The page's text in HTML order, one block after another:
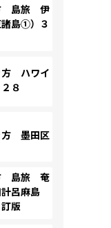
島旅 伊
島①）３
方 ハワイ
８
方 墨田区
島旅 奄
呂麻島
版